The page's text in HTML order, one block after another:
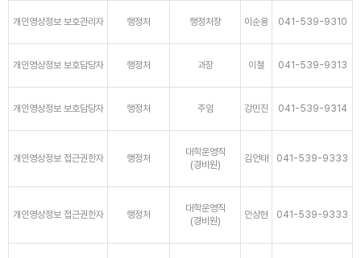
개인영상정보 보호관리자 행정처 행정처장 이순용 041-539-9310
개인영상정보 보호담당자 행정처 과장 이철 041-539-9313
개인영상정보 보호담당자 행정처 주임 강민진 041-539-9314
개인영상정보 접근권한자 행정처
대학운영직
(경비원)
김언태 041-539-9333
개인영상정보 접근권한자 행정처
대학운영직
(경비원)
안상현 041-539-9333